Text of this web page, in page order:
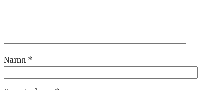
Namn *